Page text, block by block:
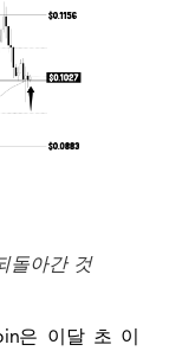
돌아간 것
은 이달 초 이